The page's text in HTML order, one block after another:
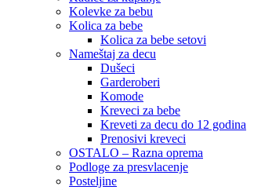
Kolevke za bebu
Kolica za bebe
Kolica za bebe setovi
Nameštaj za decu
Dušeci
Garderoberi
Komode
Kreveci za bebe
Kreveti za decu do 12 godina
Prenosivi kreveci
OSTALO – Razna oprema
Podloge za presvlacenje
Posteljine